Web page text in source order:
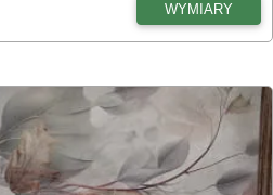
WYMIARY